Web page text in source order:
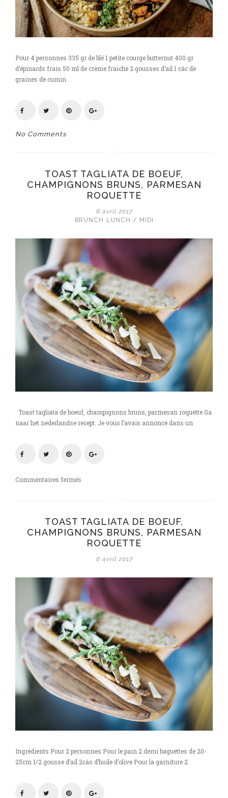
Pour 4 personnes 335 gr de blé 1 petite courge butternut 400 gr
d’épinards frais 50 ml de crème fraiche 2 gousses d’ail 1 càc de
graines de cumin
No Comments
TOAST TAGLIATA DE BOEUF,
CHAMPIGNONS BRUNS, PARMESAN
ROQUETTE
6 avril 2017
BRUNCH
LUNCH / MIDI
Toast tagliata de boeuf, champignons bruns, parmesan roquette Ga
naar het nederlandse recept. Je vous l’avais annoncé dans un
Commentaires fermés
boeuf,
champignons
bruns,
TOAST TAGLIATA DE BOEUF,
CHAMPIGNONS BRUNS, PARMESAN
ROQUETTE
6 avril 2017
Ingrédients Pour 2 personnes Pour le pain 2 demi baguettes de 20-
25cm 1/2 gousse d’ail 2càs d’huile d’olive Pour la garniture 2